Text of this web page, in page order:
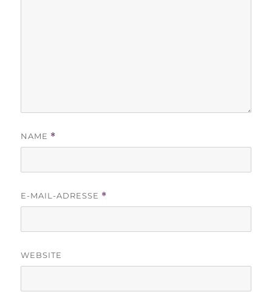
NAME *
E-MAIL-ADRESSE *
WEBSITE